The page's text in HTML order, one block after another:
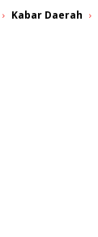
Kabar Daerah